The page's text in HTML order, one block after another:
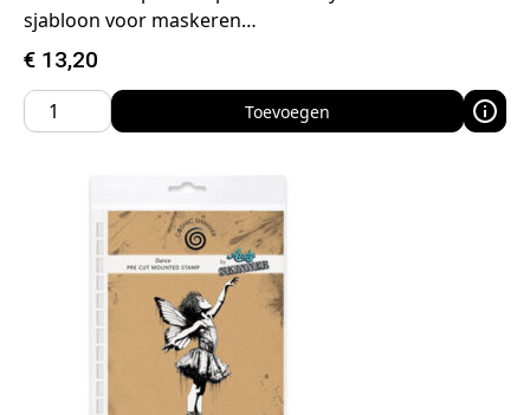
sjabloon voor maskeren…
€ 13,20
Toevoegen